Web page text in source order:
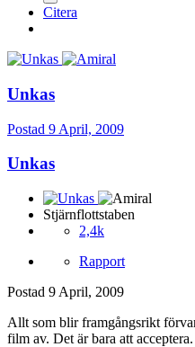
Citera
Unkas
Postad 9 April, 2009
Unkas
Stjärnflottstaben
2,4k
Rapport
Postad 9 April, 2009
Allt som blir framgångsrikt
film av. Det är bara att acceptera.